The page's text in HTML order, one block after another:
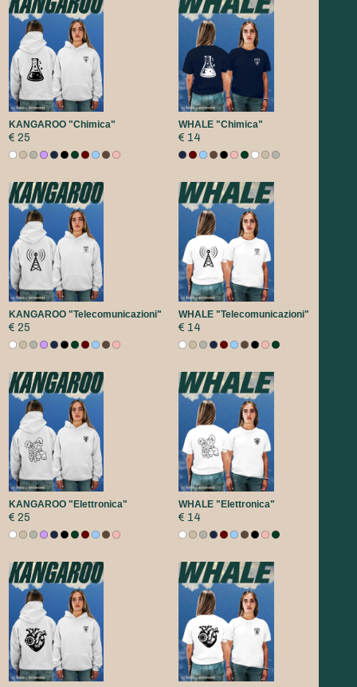
KANGAROO "Chimica"
€ 25
WHALE "Chimica"
€ 14
KANGAROO "Telecomunicazioni"
€ 25
WHALE "Telecomunicazioni"
€ 14
KANGAROO "Elettronica"
€ 25
WHALE "Elettronica"
€ 14